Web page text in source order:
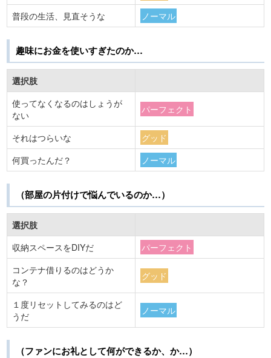
普段の生活、見直そうな
ノーマル
趣味にお金を使いすぎたのか…
選択肢
使ってなくなるのはしょうが
ない
パーフェクト
それはつらいな
グッド
何買ったんだ？
ノーマル
（部屋の片付けで悩んでいるのか…）
選択肢
収納スペースをDIYだ
パーフェクト
コンテナ借りるのはどうか
な？
グッド
１度リセットしてみるのはど
うだ
ノーマル
（ファンにお礼として何ができるか、か…）